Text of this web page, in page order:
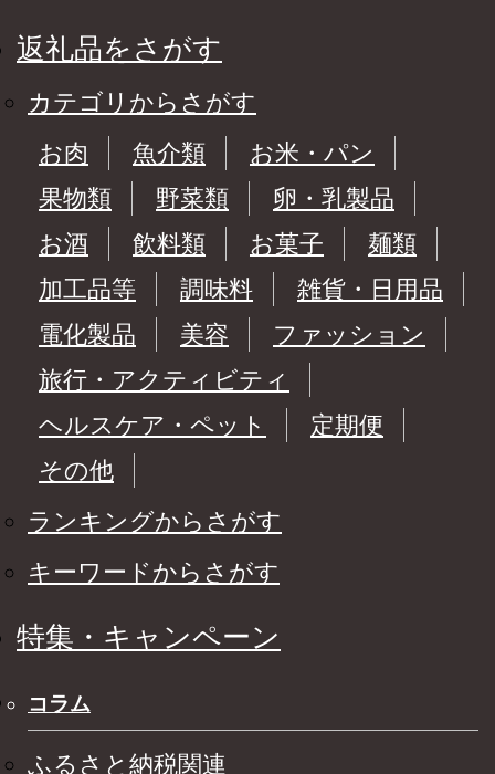
返礼品をさがす
カテゴリからさがす
お肉
魚介類
お米・パン
果物類
野菜類
卵・乳製品
お酒
飲料類 お菓子
麺類
加工品等
調味料
雑貨・日用品
電化製品
美容
ファッション
旅行・アクティビティ
ヘルスケア・ペット
定期便
その他
ランキングからさがす
キーワードからさがす
特集・キャンペーン
コラム
ふるさと納税関連